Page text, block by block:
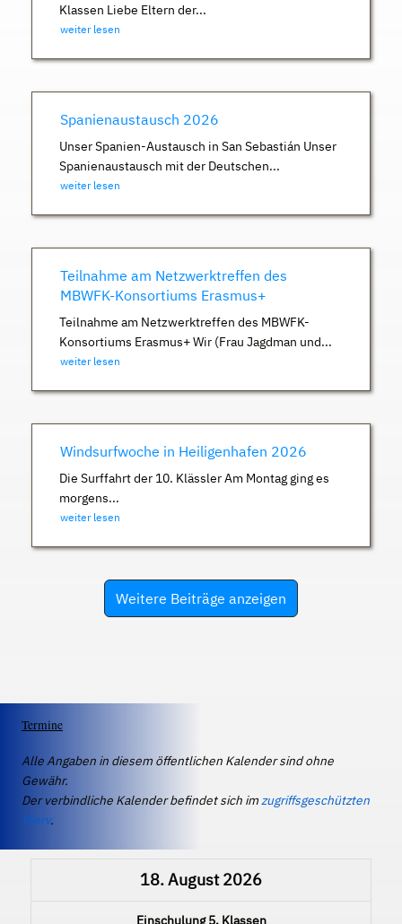
Klassen Liebe Eltern der...
weiter lesen
Spanienaustausch 2026
Unser Spanien-Austausch in San Sebastián Unser
Spanienaustausch mit der Deutschen...
weiter lesen
Teilnahme am Netzwerktreffen des
MBWFK-Konsortiums Erasmus+
Teilnahme am Netzwerktreffen des MBWFK-
Konsortiums Erasmus+ Wir (Frau Jagdman und...
weiter lesen
Windsurfwoche in Heiligenhafen 2026
Die Surffahrt der 10. Klässler Am Montag ging es
morgens...
weiter lesen
Weitere Beiträge anzeigen
Termine
Alle Angaben in diesem öffentlichen Kalender sind ohne
Gewähr.
Der verbindliche Kalender befindet sich imzugriffsgeschützten
IServ.
18. August 2026
Einschulung 5. Klassen